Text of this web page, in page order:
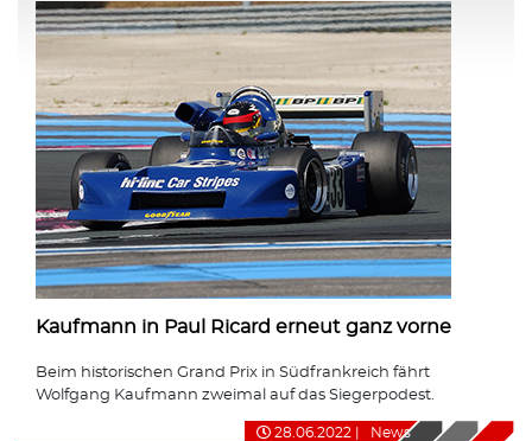
Kaufmann in Paul Ricard erneut ganz vorne
Beim historischen Grand Prix in Südfrankreich fährt
Wolfgang Kaufmann zweimal auf das Siegerpodest.
28.06.2022 News